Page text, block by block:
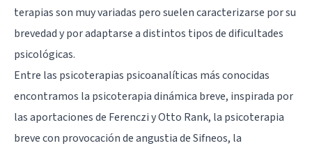
terapias son muy variadas pero suelen caracterizarse por su
brevedad y por adaptarse a distintos tipos de dificultades
psicológicas.
Entre las psicoterapias psicoanalíticas más conocidas
encontramos la psicoterapia dinámica breve, inspirada por
las aportaciones de Ferenczi y Otto Rank, la psicoterapia
breve con provocación de angustia de Sifneos, la